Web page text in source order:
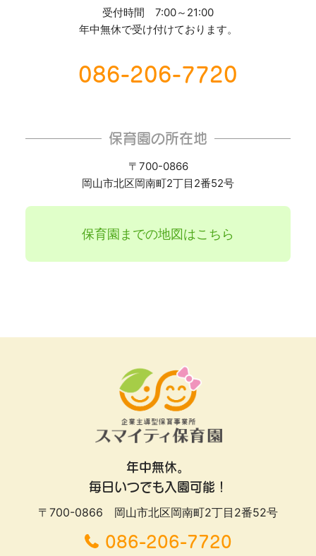
受付時間 7:00～21:00
年中無休で受け付けております。
086-206-7720
保育園の所在地
〒700-0866
岡山市北区岡南町2丁目2番52号
保育園までの地図はこちら
年中無休。
毎日いつでも入園可能！
〒700-0866 岡山市北区岡南町2丁目2番52号
086-206-7720